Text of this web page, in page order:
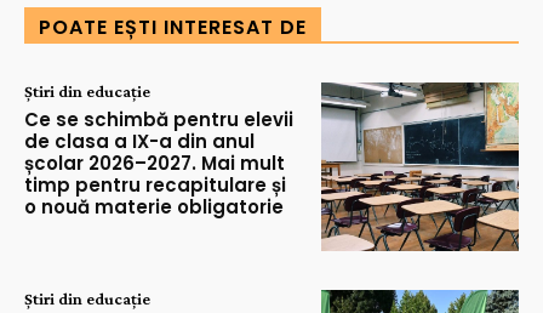
POATE EȘTI INTERESAT DE
Știri din educație
Ce se schimbă pentru elevii
de clasa a IX-a din anul
școlar 2026–2027. Mai mult
timp pentru recapitulare și
o nouă materie obligatorie
Știri din educație